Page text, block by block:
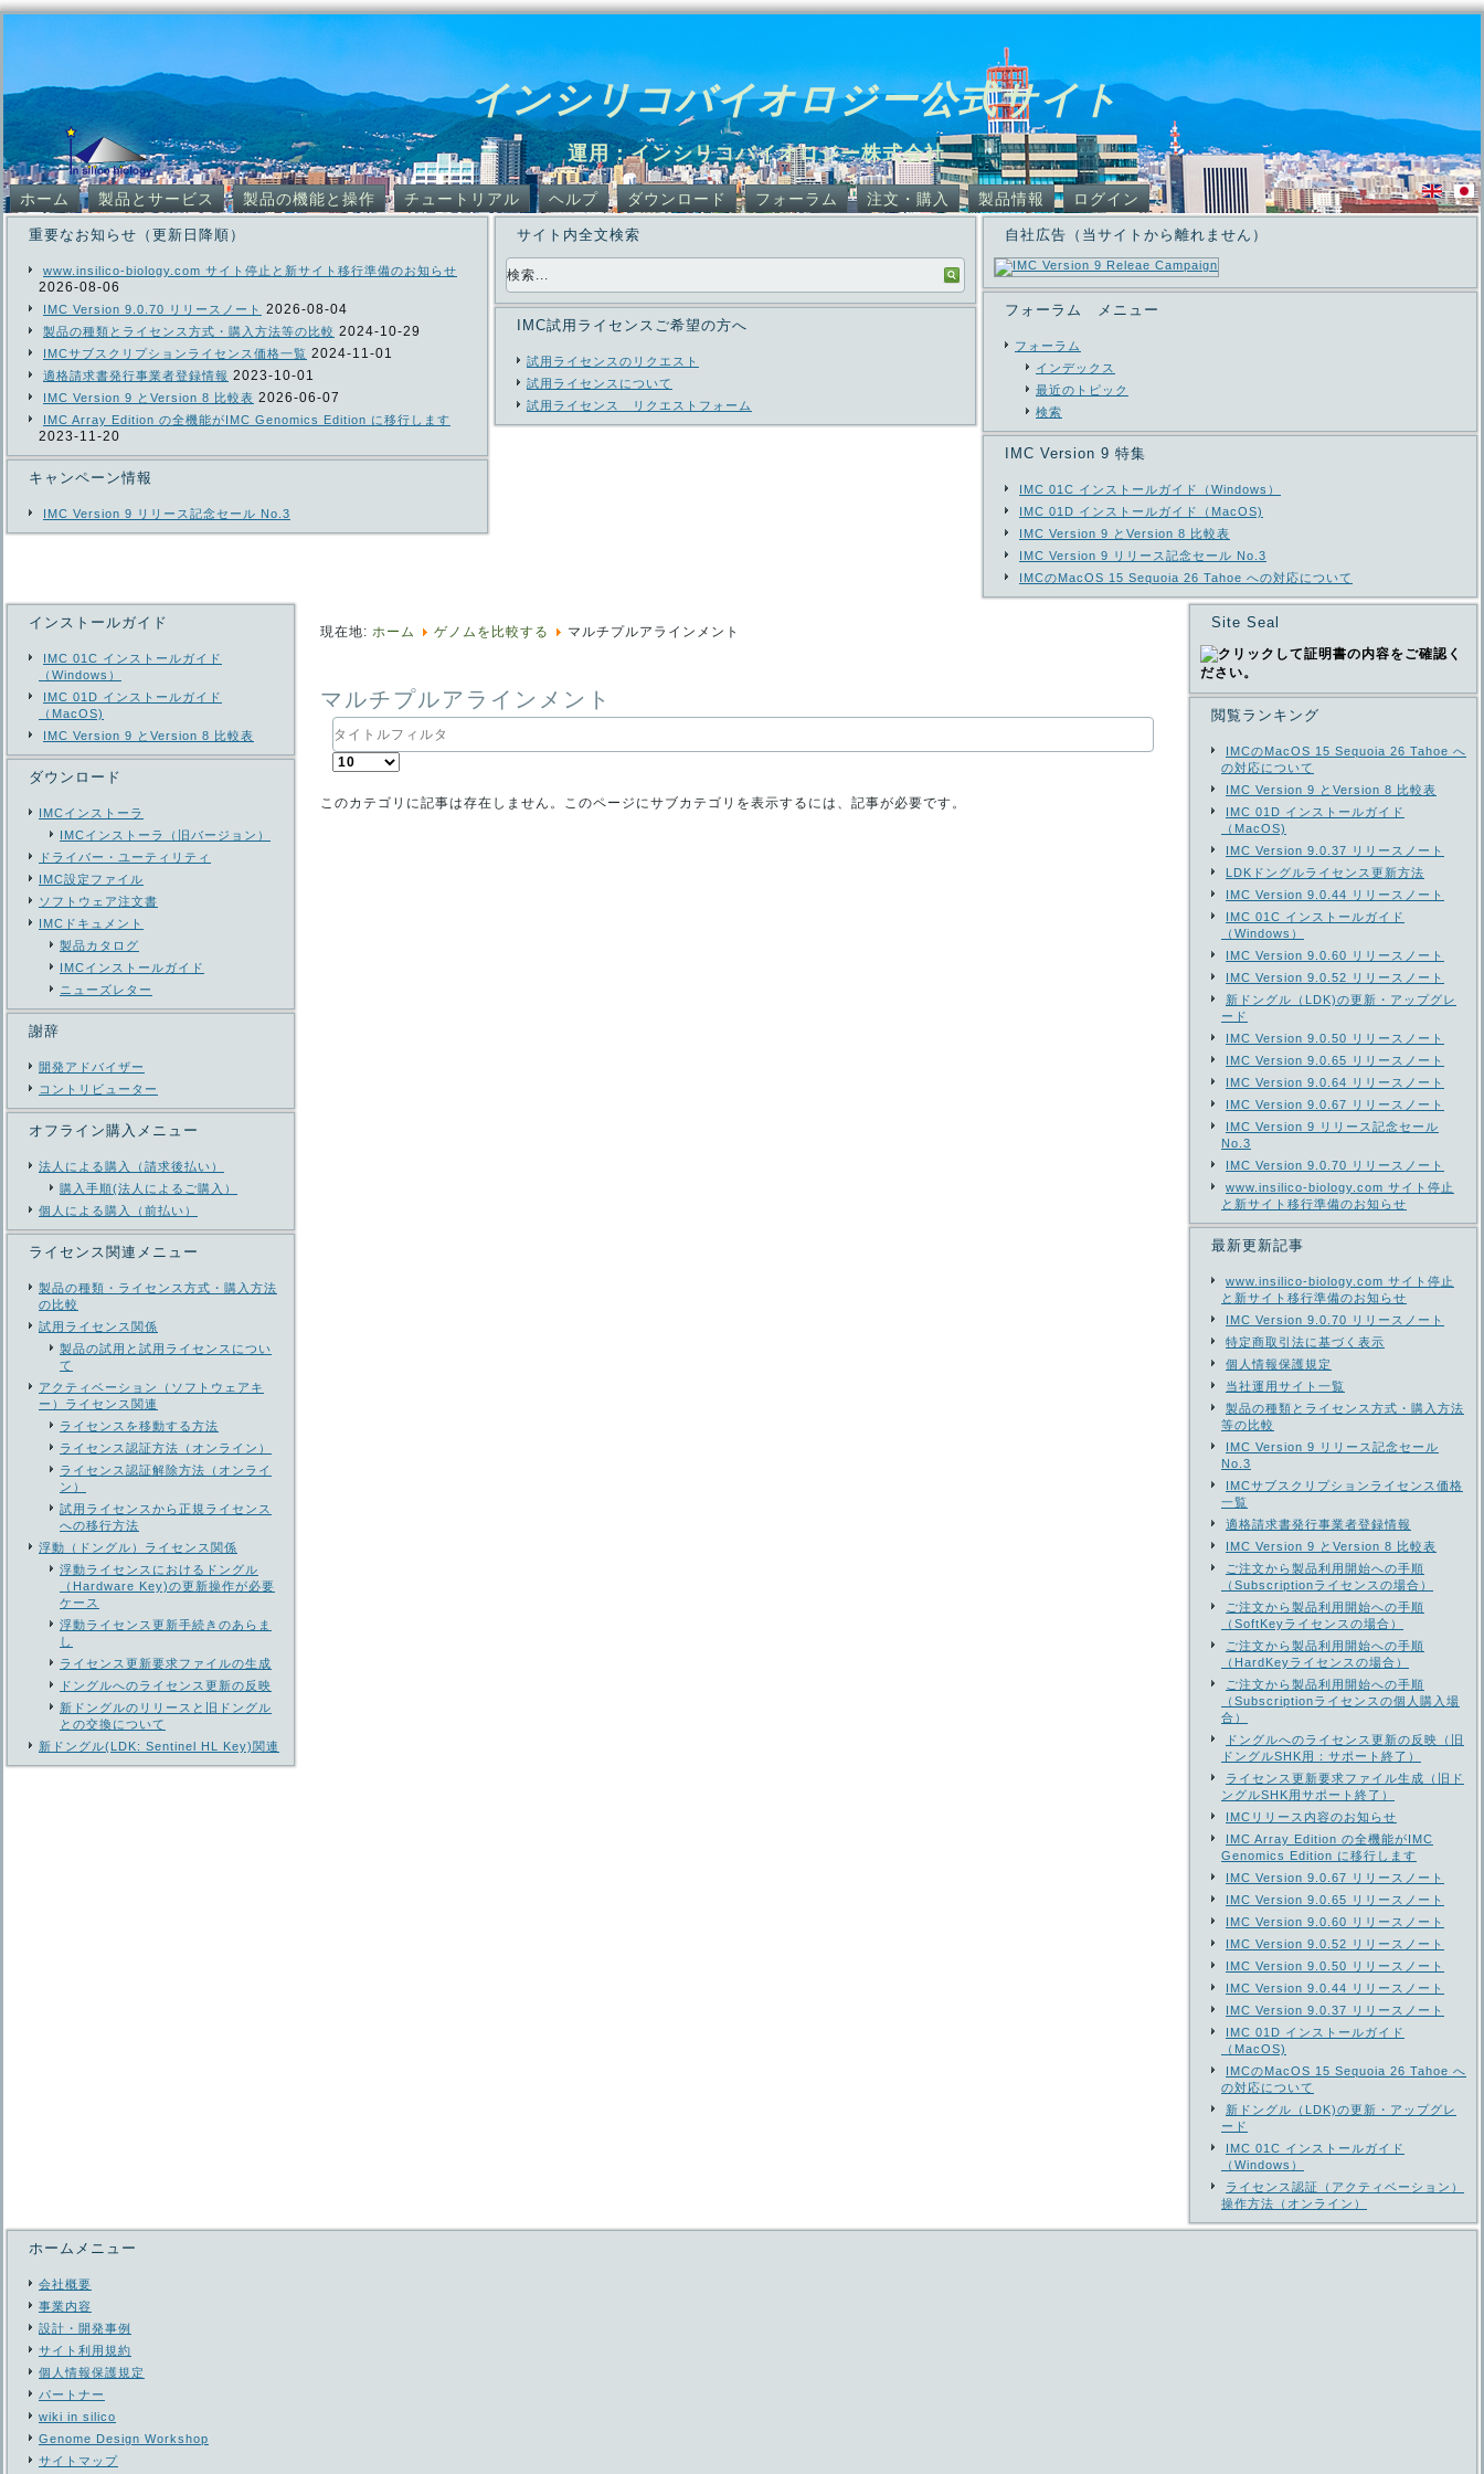
インシリコバイオロジー公式サイト
運用：インシリコバイオロジー株式会社
ホーム 製品とサービス 製品の機能と操作 チュートリアル ヘルプ ダウンロード フォーラム 注文・購入 製品情報 ログイン
重要なお知らせ（更新日降順）
www.insilico-biology.com サイト停止と新サイト移行準備のお知らせ
2026-08-06
IMC Version 9.0.70 リリースノート 2026-08-04
製品の種類とライセンス方式・購入方法等の比較 2024-10-29
IMCサブスクリプションライセンス価格一覧 2024-11-01
適格請求書発行事業者登録情報 2023-10-01
IMC Version 9 とVersion 8 比較表 2026-06-07
IMC Array Edition の全機能がIMC Genomics Edition に移行します
2023-11-20
キャンペーン情報
IMC Version 9 リリース記念セール No.3
サイト内全文検索
IMC試用ライセンスご希望の方へ
試用ライセンスのリクエスト
試用ライセンスについて
試用ライセンス リクエストフォーム
自社広告（当サイトから離れません）
フォーラム メニュー
フォーラム
インデックス
最近のトピック
検索
IMC Version 9 特集
IMC 01C インストールガイド（Windows）
IMC 01D インストールガイド（MacOS)
IMC Version 9 とVersion 8 比較表
IMC Version 9 リリース記念セール No.3
IMCのMacOS 15 Sequoia 26 Tahoe への対応について
インストールガイド
IMC 01C インストールガイド
（Windows）
IMC 01D インストールガイド
（MacOS)
IMC Version 9 とVersion 8 比較表
ダウンロード
IMCインストーラ
IMCインストーラ（旧バージョン）
ドライバー・ユーティリティ
IMC設定ファイル
ソフトウェア注文書
IMCドキュメント
製品カタログ
IMCインストールガイド
ニューズレター
謝辞
開発アドバイザー
コントリビューター
オフライン購入メニュー
法人による購入（請求後払い）
購入手順(法人によるご購入）
個人による購入（前払い）
ライセンス関連メニュー
製品の種類・ライセンス方式・購入方法
の比較
試用ライセンス関係
製品の試用と試用ライセンスについ
て
アクティベーション（ソフトウェアキ
ー）ライセンス関連
ライセンスを移動する方法
ライセンス認証方法（オンライン）
ライセンス認証解除方法（オンライ
ン）
試用ライセンスから正規ライセンス
への移行方法
浮動（ドングル）ライセンス関係
浮動ライセンスにおけるドングル
（Hardware Key)の更新操作が必要
ケース
浮動ライセンス更新手続きのあらま
し
ライセンス更新要求ファイルの生成
ドングルへのライセンス更新の反映
新ドングルのリリースと旧ドングル
との交換について
新ドングル(LDK: Sentinel HL Key)関連
現在地: ホーム ゲノムを比較する マルチプルアラインメント
マルチプルアラインメント
タ
イ
ト
フ
表
数
このカテゴリに記事は存在しません。このページにサブカテゴリを表示するには、記事が必要です。
Site Seal
閲覧ランキング
IMCのMacOS 15 Sequoia 26 Tahoe へ
の対応について
IMC Version 9 とVersion 8 比較表
IMC 01D インストールガイド
（MacOS)
IMC Version 9.0.37 リリースノート
LDKドングルライセンス更新方法
IMC Version 9.0.44 リリースノート
IMC 01C インストールガイド
（Windows）
IMC Version 9.0.60 リリースノート
IMC Version 9.0.52 リリースノート
新ドングル（LDK)の更新・アップグレ
ード
IMC Version 9.0.50 リリースノート
IMC Version 9.0.65 リリースノート
IMC Version 9.0.64 リリースノート
IMC Version 9.0.67 リリースノート
IMC Version 9 リリース記念セール
No.3
IMC Version 9.0.70 リリースノート
www.insilico-biology.com サイト停止
と新サイト移行準備のお知らせ
最新更新記事
www.insilico-biology.com サイト停止
と新サイト移行準備のお知らせ
IMC Version 9.0.70 リリースノート
特定商取引法に基づく表示
個人情報保護規定
当社運用サイト一覧
製品の種類とライセンス方式・購入方法
等の比較
IMC Version 9 リリース記念セール
No.3
IMCサブスクリプションライセンス価格
一覧
適格請求書発行事業者登録情報
IMC Version 9 とVersion 8 比較表
ご注文から製品利用開始への手順
（Subscriptionライセンスの場合）
ご注文から製品利用開始への手順
（SoftKeyライセンスの場合）
ご注文から製品利用開始への手順
（HardKeyライセンスの場合）
ご注文から製品利用開始への手順
（Subscriptionライセンスの個人購入場
合）
ドングルへのライセンス更新の反映（旧
ドングルSHK用：サポート終了）
ライセンス更新要求ファイル生成（旧ド
ングルSHK用サポート終了）
IMCリリース内容のお知らせ
IMC Array Edition の全機能がIMC
Genomics Edition に移行します
IMC Version 9.0.67 リリースノート
IMC Version 9.0.65 リリースノート
IMC Version 9.0.60 リリースノート
IMC Version 9.0.52 リリースノート
IMC Version 9.0.50 リリースノート
IMC Version 9.0.44 リリースノート
IMC Version 9.0.37 リリースノート
IMC 01D インストールガイド
（MacOS)
IMCのMacOS 15 Sequoia 26 Tahoe へ
の対応について
新ドングル（LDK)の更新・アップグレ
ード
IMC 01C インストールガイド
（Windows）
ライセンス認証（アクティベーション）
操作方法（オンライン）
ホームメニュー
会社概要
事業内容
設計・開発事例
サイト利用規約
個人情報保護規定
パートナー
wiki in silico
Genome Design Workshop
サイトマップ